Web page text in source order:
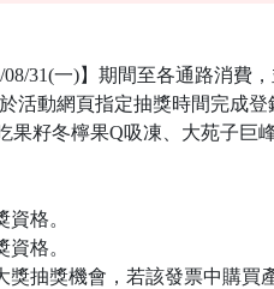
31(一)】期間至各通路消費
活動網頁指定抽獎時間完成
籽冬檸果Q吸凍、大苑子巨
格。
格。
抽獎機會，若該發票中購買